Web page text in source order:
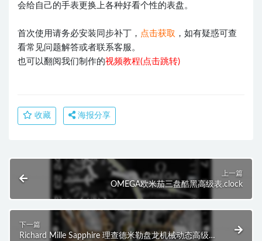
会给自己的手表更换上各种好看个性的表盘。
首次使用请务必安装同步补丁， 点击获取 ，如有疑惑可查
看常见问题解答或者联系客服。
也可以翻阅我们制作的视频教程(点击跳转)
收藏 海报分享
上一篇
OMEGA欧米茄三盘酷黑高级表.clock
下一篇
Richard Mille Sapphire 理查德米勒盘龙机械动态高级